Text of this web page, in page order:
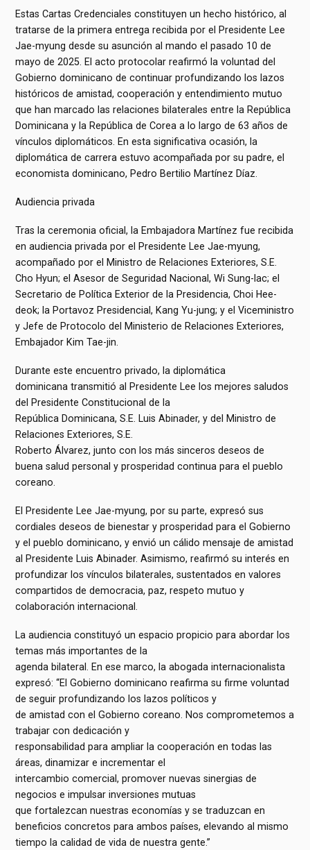
Estas Cartas Credenciales constituyen un hecho histórico, al
tratarse de la primera entrega recibida por el Presidente Lee
Jae-myung desde su asunción al mando el pasado 10 de
mayo de 2025. El acto protocolar reafirmó la voluntad del
Gobierno dominicano de continuar profundizando los lazos
históricos de amistad, cooperación y entendimiento mutuo
que han marcado las relaciones bilaterales entre la República
Dominicana y la República de Corea a lo largo de 63 años de
vínculos diplomáticos. En esta significativa ocasión, la
diplomática de carrera estuvo acompañada por su padre, el
economista dominicano, Pedro Bertilio Martínez Díaz.
Audiencia privada
Tras la ceremonia oficial, la Embajadora Martínez fue recibida
en audiencia privada por el Presidente Lee Jae-myung,
acompañado por el Ministro de Relaciones Exteriores, S.E.
Cho Hyun; el Asesor de Seguridad Nacional, Wi Sung-lac; el
Secretario de Política Exterior de la Presidencia, Choi Hee-
deok; la Portavoz Presidencial, Kang Yu-jung; y el Viceministro
y Jefe de Protocolo del Ministerio de Relaciones Exteriores,
Embajador Kim Tae-jin.
Durante este encuentro privado, la diplomática
dominicana transmitió al Presidente Lee los mejores saludos
del Presidente Constitucional de la
República Dominicana, S.E. Luis Abinader, y del Ministro de
Relaciones Exteriores, S.E.
Roberto Álvarez, junto con los más sinceros deseos de
buena salud personal y prosperidad continua para el pueblo
coreano.
El Presidente Lee Jae-myung, por su parte, expresó sus
cordiales deseos de bienestar y prosperidad para el Gobierno
y el pueblo dominicano, y envió un cálido mensaje de amistad
al Presidente Luis Abinader. Asimismo, reafirmó su interés en
profundizar los vínculos bilaterales, sustentados en valores
compartidos de democracia, paz, respeto mutuo y
colaboración internacional.
La audiencia constituyó un espacio propicio para abordar los
temas más importantes de la
agenda bilateral. En ese marco, la abogada internacionalista
expresó: “El Gobierno dominicano reafirma su firme voluntad
de seguir profundizando los lazos políticos y
de amistad con el Gobierno coreano. Nos comprometemos a
trabajar con dedicación y
responsabilidad para ampliar la cooperación en todas las
áreas, dinamizar e incrementar el
intercambio comercial, promover nuevas sinergias de
negocios e impulsar inversiones mutuas
que fortalezcan nuestras economías y se traduzcan en
beneficios concretos para ambos países, elevando al mismo
tiempo la calidad de vida de nuestra gente.”